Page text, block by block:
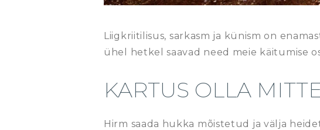
Liigkriitilisus, sarkasm ja künism on
ühel hetkel saavad need meie käitumise
KARTUS OLLA
Hirm saada hukka mõistetud ja välja